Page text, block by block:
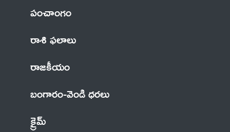
పంచాంగం
రాశి ఫలాలు
రాజకీయం
బంగారం-వెండి ధరలు
క్రైమ్